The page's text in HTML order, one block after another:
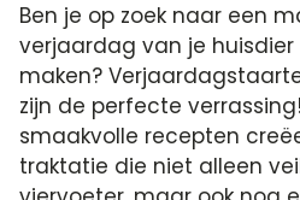
Ben je op zoek naar een
verjaardag van je
maken?
zijn de perfecte
smaakvolle recepten
traktatie die niet alleen